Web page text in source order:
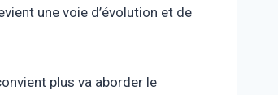
une voie d’évolution et de
plus va aborder le